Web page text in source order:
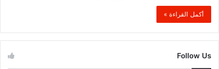
أكمل القراءة »
Follow Us